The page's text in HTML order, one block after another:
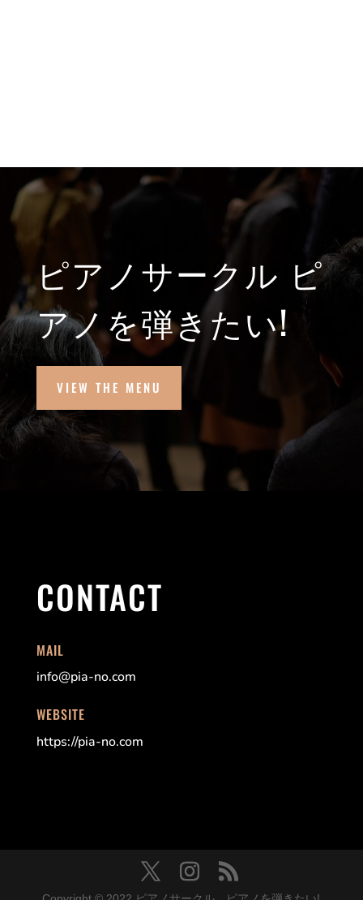
ピアノサークル ピ
アノを弾きたい!
VIEW THE MENU
CONTACT
MAIL
info@pia-no.com
WEBSITE
https://pia-no.com